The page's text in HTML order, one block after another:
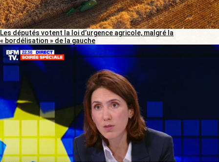
Les députés votent la loi d’urgence agricole, malgré la
« bordélisation » de la gauche